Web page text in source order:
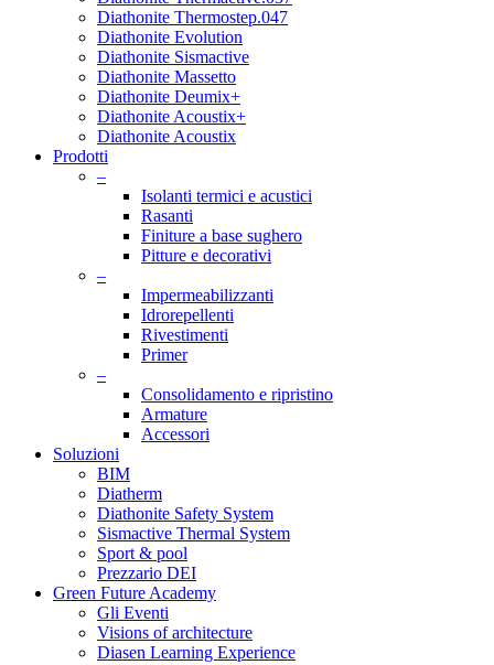
Diathonite Thermostep.047
Diathonite Evolution
Diathonite Sismactive
Diathonite Massetto
Diathonite Deumix+
Diathonite Acoustix+
Diathonite Acoustix
Prodotti
–
Isolanti termici e acustici
Rasanti
Finiture a base sughero
Pitture e decorativi
–
Impermeabilizzanti
Idrorepellenti
Rivestimenti
Primer
–
Consolidamento e ripristino
Armature
Accessori
Soluzioni
BIM
Diatherm
Diathonite Safety System
Sismactive Thermal System
Sport & pool
Prezzario DEI
Green Future Academy
Gli Eventi
Visions of architecture
Diasen Learning Experience